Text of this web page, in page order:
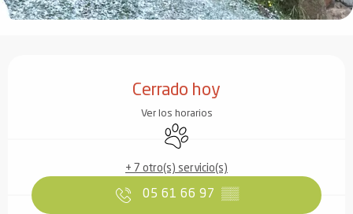
Cerrado hoy
Ver los horarios
Se aceptan animales
+ 7 otro(s) servicio(s)
05 61 66 97 ▒▒